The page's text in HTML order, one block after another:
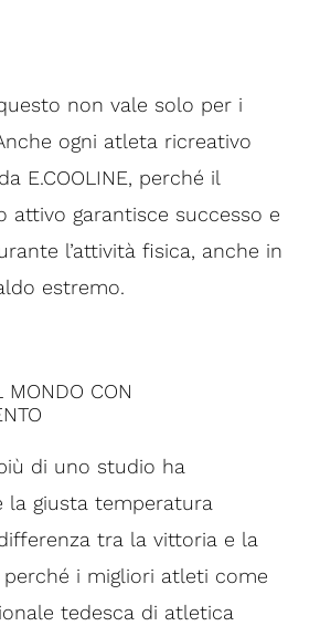
non vale solo per i
ogni atleta ricreativo
E.COOLINE, perché il
attivo garantisce successo e
l’attività fisica, anche in
estremo.
MONDO CON
di uno studio ha
la giusta temperatura
tra la vittoria e la
i migliori atleti come
tedesca di atletica